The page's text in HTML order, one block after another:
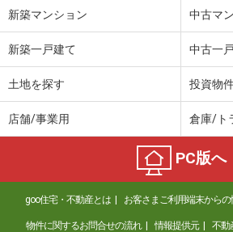
新築マンション 中古マ
新築一戸建て 中古一
土地を探す 投資物
店舗/事業用 倉庫/ト
PC版へ
goo住宅・不動産とは お客さまご利用端末から
物件に関するお問合せの流れ 情報提供元 不動